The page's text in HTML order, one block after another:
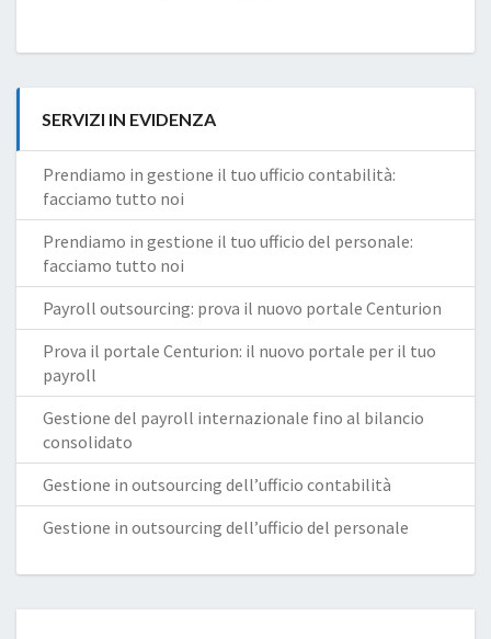
SERVIZI IN EVIDENZA
Prendiamo in gestione il tuo ufficio contabilità:
facciamo tutto noi
Prendiamo in gestione il tuo ufficio del personale:
facciamo tutto noi
Payroll outsourcing: prova il nuovo portale Centurion
Prova il portale Centurion: il nuovo portale per il tuo
payroll
Gestione del payroll internazionale fino al bilancio
consolidato
Gestione in outsourcing dell’ufficio contabilità
Gestione in outsourcing dell’ufficio del personale